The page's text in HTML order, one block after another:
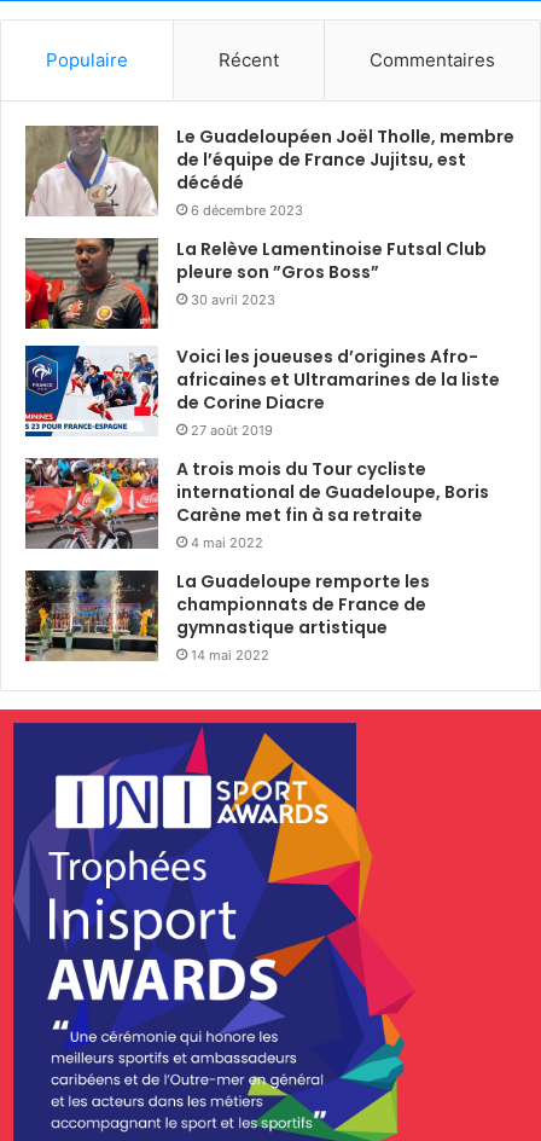
Populaire Récent Commentaires
Le Guadeloupéen Joël Tholle, membre
de l’équipe de France Jujitsu, est
décédé
6 décembre 2023
La Relève Lamentinoise Futsal Club
pleure son ”Gros Boss”
30 avril 2023
Voici les joueuses d’origines Afro-
africaines et Ultramarines de la liste
de Corine Diacre
27 août 2019
A trois mois du Tour cycliste
international de Guadeloupe, Boris
Carène met fin à sa retraite
4 mai 2022
La Guadeloupe remporte les
championnats de France de
gymnastique artistique
14 mai 2022